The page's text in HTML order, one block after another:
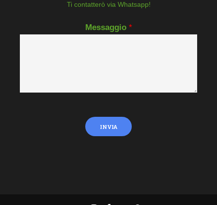
Ti contatterò via Whatsapp!
Messaggio *
INVIA